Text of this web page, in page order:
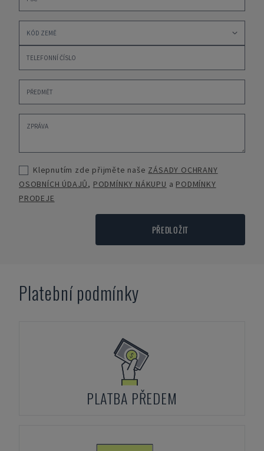
Klepnutím zde přijměte naše ZÁSADY OCHRANY
OSOBNÍCH ÚDAJŮ, PODMÍNKY NÁKUPU a PODMÍNKY
PRODEJE
PŘEDLOŽIT
Platební podmínky
PLATBA PŘEDEM